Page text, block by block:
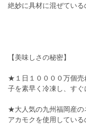
絶妙に具材に混ぜている
【美味しさの秘密】
★１日１００００万個売
子を素早く冷凍し、すぐ
★大人気の九州福岡産の
アカモクを使用してい